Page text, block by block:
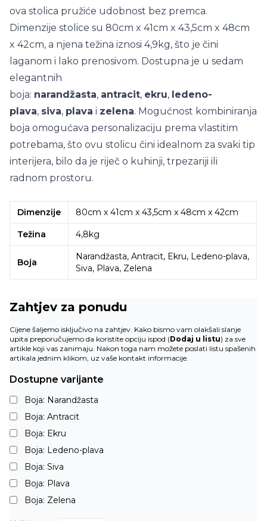
ova stolica pružiće udobnost bez premca.
Dimenzije stolice su 80cm x 41cm x 43,5cm x 48cm
x 42cm, a njena težina iznosi 4,9kg, što je čini
laganom i lako prenosivom. Dostupna je u sedam
elegantnih
boja: narandžasta, antracit, ekru, ledeno-
plava, siva, plava i zelena. Mogućnost kombiniranja
boja omogućava personalizaciju prema vlastitim
potrebama, što ovu stolicu čini idealnom za svaki tip
interijera, bilo da je riječ o kuhinji, trpezariji ili
radnom prostoru.
Dimenzije 80cm x 41cm x 43,5cm x 48cm x 42cm
Težina 4,8kg
Boja
Narandžasta, Antracit, Ekru, Ledeno-plava,
Siva, Plava, Zelena
Zahtjev za ponudu
Cijene šaljemo isključivo na zahtjev. Kako bismo vam olakšali slanje
upita preporučujemo da koristite opciju ispod (Dodaj u listu) za sve
artikle koji vas zanimaju. Nakon toga nam možete poslati listu spašenih
artikala jednim klikom, uz vaše kontakt informacije.
Dostupne varijante
Boja: Narandžasta
Boja: Antracit
Boja: Ekru
Boja: Ledeno-plava
Boja: Siva
Boja: Plava
Boja: Zelena